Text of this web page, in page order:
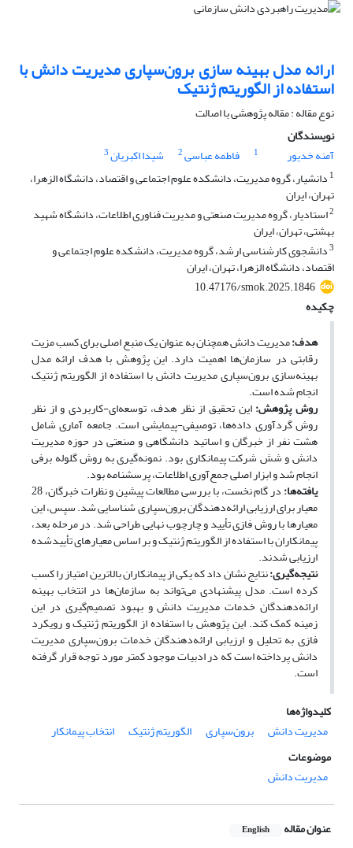
ارائه مدل بهینه سازی برون‌سپاری مدیریت دانش با
استفاده از الگوریتم ژنتیک
نوع مقاله : مقاله پژوهشی با اصالت
نویسندگان
آمنه خدیور
1 فاطمه عباسی2 شیدا اکبریان3
1 دانشیار، گروه مدیریت، دانشکده علوم اجتماعی و اقتصاد، دانشگاه الزهرا،
تهران، ایران
2استادیار، گروه مدیریت صنعتی و مدیریت فناوری اطلاعات، دانشگاه شهید
بهشتی، تهران، ایران
3دانشجوی کارشناسی ارشد، گروه مدیریت، دانشکده علوم اجتماعی و
اقتصاد، دانشگاه الزهرا، تهران، ایران
10.47176/smok.2025.1846
چکیده
هدف:مدیریت دانش همچنان به عنوان یک منبع اصلی برای کسب مزیت
رقابتی در سازمان‌ها اهمیت دارد. این پژوهش با هدف ارائه مدل
بهینه‌سازی برون‌سپاری مدیریت دانش با استفاده از الگوریتم ژنتیک
انجام شده است.
روش پژوهش:این تحقیق از نظر هدف، توسعه‌ای-کاربردی و از نظر
روش گردآوری داده‌ها، توصیفی-پیمایشی است. جامعه آماری شامل
هشت نفر از خبرگان و اساتید دانشگاهی و صنعتی در حوزه مدیریت
دانش و شش شرکت پیمانکاری بود. نمونه‌گیری به روش گلوله برفی
انجام شد و ابزار اصلی جمع‌آوری اطلاعات، پرسشنامه بود.
یافته‌ها: در گام نخست، با بررسی مطالعات پیشین و نظرات خبرگان، 28
معیار برای ارزیابی ارائه‌دهندگان برون‌سپاری شناسایی شد. سپس، این
معیارها با روش فازی تأیید و چارچوب نهایی طراحی شد. در مرحله بعد،
پیمانکاران با استفاده از الگوریتم ژنتیک و بر اساس معیارهای تأییدشده
ارزیابی شدند.
نتیجه‌گیری:نتایج نشان داد که یکی از پیمانکاران بالاترین امتیاز را کسب
کرده است. مدل پیشنهادی می‌تواند به سازمان‌ها در انتخاب بهینه
ارائه‌دهندگان خدمات مدیریت دانش و بهبود تصمیم‌گیری در این
زمینه کمک کند. این پژوهش با استفاده از الگوریتم ژنتیک و رویکرد
فازی به تحلیل و ارزیابی ارائه‌دهندگان خدمات برون‌سپاری مدیریت
دانش پرداخته است که در ادبیات موجود کمتر مورد توجه قرار گرفته
است.
کلیدواژه‌ها
مدیریت دانش
برون‌سپاری الگوریتم ژنتیک
انتخاب پیمانکار
موضوعات
مدیریت دانش
عنوان مقاله English